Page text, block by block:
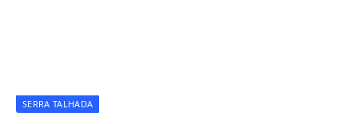
SERRA TALHADA